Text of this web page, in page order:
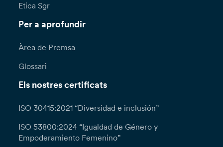
Etica Sgr
Per a aprofundir
Àrea de Premsa
Glossari
Els nostres certificats
ISO 30415:2021 “Diversidad e inclusión”
ISO 53800:2024 “Igualdad de Género y
Empoderamiento Femenino”